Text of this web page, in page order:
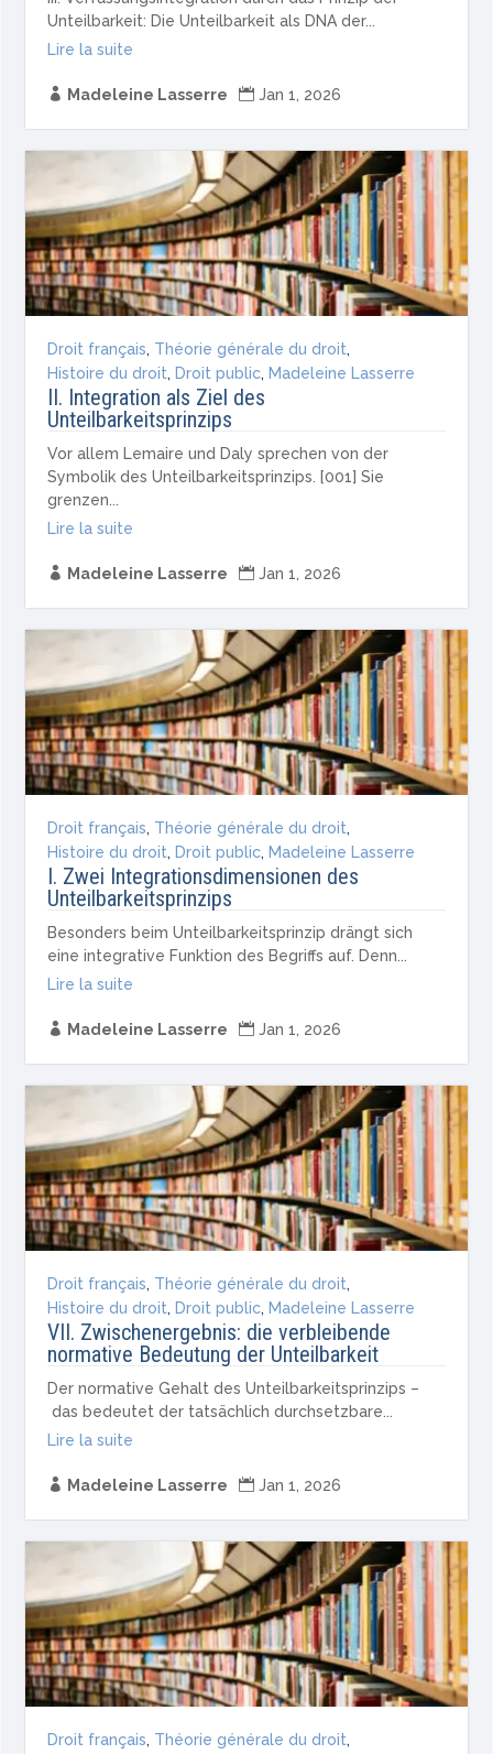
Unteilbarkeit: Die Unteilbarkeit als DNA der...
Lire la suite
 Madeleine Lasserre  Jan 1, 2026
Droit français, Théorie générale du droit,
Histoire du droit, Droit public, Madeleine Lasserre
II. Integration als Ziel des
Unteilbarkeitsprinzips
Vor allem Lemaire und Daly sprechen von der
Symbolik des Unteilbarkeitsprinzips. [001] Sie
grenzen...
Lire la suite
 Madeleine Lasserre  Jan 1, 2026
Droit français, Théorie générale du droit,
Histoire du droit, Droit public, Madeleine Lasserre
I. Zwei Integrationsdimensionen des
Unteilbarkeitsprinzips
Besonders beim Unteilbarkeitsprinzip drängt sich
eine integrative Funktion des Begriffs auf. Denn...
Lire la suite
 Madeleine Lasserre  Jan 1, 2026
Droit français, Théorie générale du droit,
Histoire du droit, Droit public, Madeleine Lasserre
VII. Zwischenergebnis: die verbleibende
normative Bedeutung der Unteilbarkeit
Der normative Gehalt des Unteilbarkeitsprinzips –
das bedeutet der tatsächlich durchsetzbare...
Lire la suite
 Madeleine Lasserre  Jan 1, 2026
Droit français, Théorie générale du droit,